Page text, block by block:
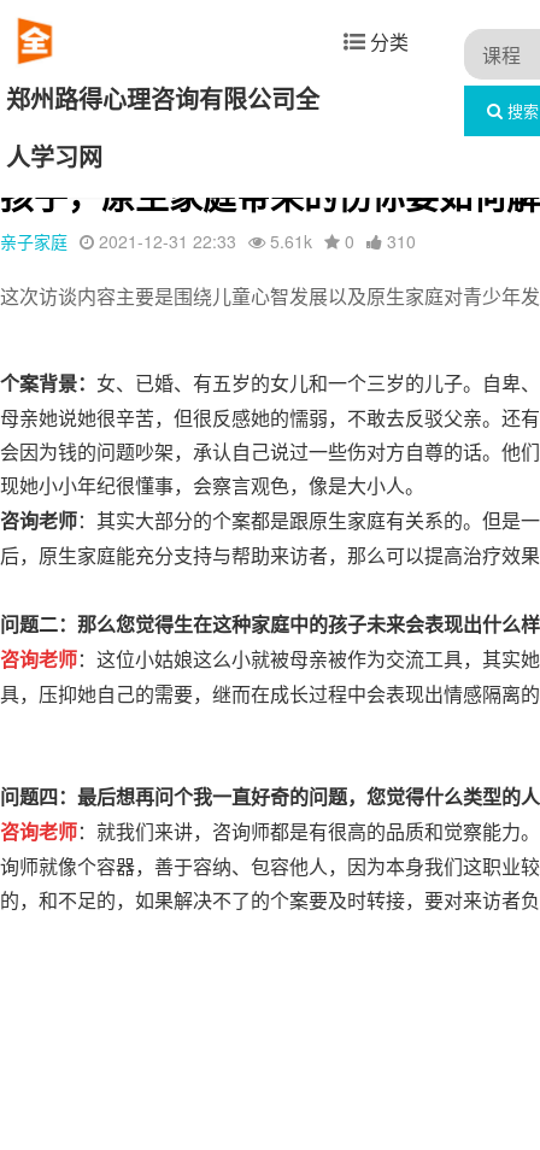
郑州路得心理咨询有限公司全
人学习网
分类
搜索
首页 文章列表 亲子家庭 详情
孩子，原生家庭带来的伤你要如何
亲子家庭 2021-12-31 22:33 5.61k 0 310
这次访谈内容主要是围绕儿童心智发展以及原生家庭对青少年
个案背景： 女、已婚、有五岁的女儿和一个三岁的儿子。自卑
母亲她说她很辛苦，但很反感她的懦弱，不敢去反驳父亲。还
会因为钱的问题吵架，承认自己说过一些伤对方自尊的话。他
现她小小年纪很懂事，会察言观色，像是大小人。
咨询老师：其实大部分的个案都是跟原生家庭有关系的。但是
后，原生家庭能充分支持与帮助来访者，那么可以提高治疗效
问题二：那么您觉得生在这种家庭中的孩子未来会表现出什么
咨询老师：这位小姑娘这么小就被母亲被作为交流工具，其实
具，压抑她自己的需要，继而在成长过程中会表现出情感隔离
问题四：最后想再问个我一直好奇的问题，您觉得什么类型的
咨询老师：就我们来讲，咨询师都是有很高的品质和觉察能力
询师就像个容器，善于容纳、包容他人，因为本身我们这职业
的，和不足的，如果解决不了的个案要及时转接，要对来访者